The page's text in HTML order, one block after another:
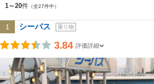
1～20件 （全27件中）
1 シーバス 乗り物
3.84 評価詳細